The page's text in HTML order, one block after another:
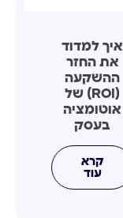
איך למדוד
את החזר
ההשקעה
(ROI) של
אוטומציה
בעסק
קרא
עוד